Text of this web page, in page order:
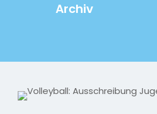
Archiv
© 2026 MLV-Einheit